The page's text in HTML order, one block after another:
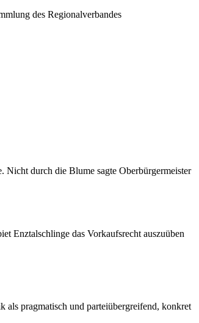
des Regionalverbandes
Nicht durch die Blume sagte Oberbürgermeister
Enztalschlinge das Vorkaufsrecht auszuüben
pragmatisch und parteiübergreifend, konkret